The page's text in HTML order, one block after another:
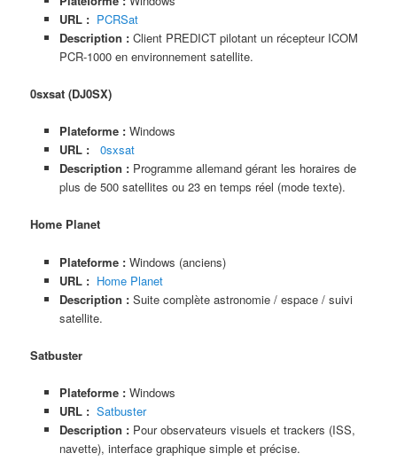
URL : PCRSat
Description : Client PREDICT pilotant un récepteur ICOM
PCR-1000 en environnement satellite.
0sxsat (DJ0SX)
Plateforme : Windows
URL :
0sxsat
Description : Programme allemand gérant les horaires de
plus de 500 satellites ou 23 en temps réel (mode texte).
Home Planet
Plateforme : Windows (anciens)
URL : Home Planet
Description : Suite complète astronomie / espace / suivi
satellite.
Satbuster
Plateforme : Windows
URL : Satbuster
Description : Pour observateurs visuels et trackers (ISS,
navette), interface graphique simple et précise.